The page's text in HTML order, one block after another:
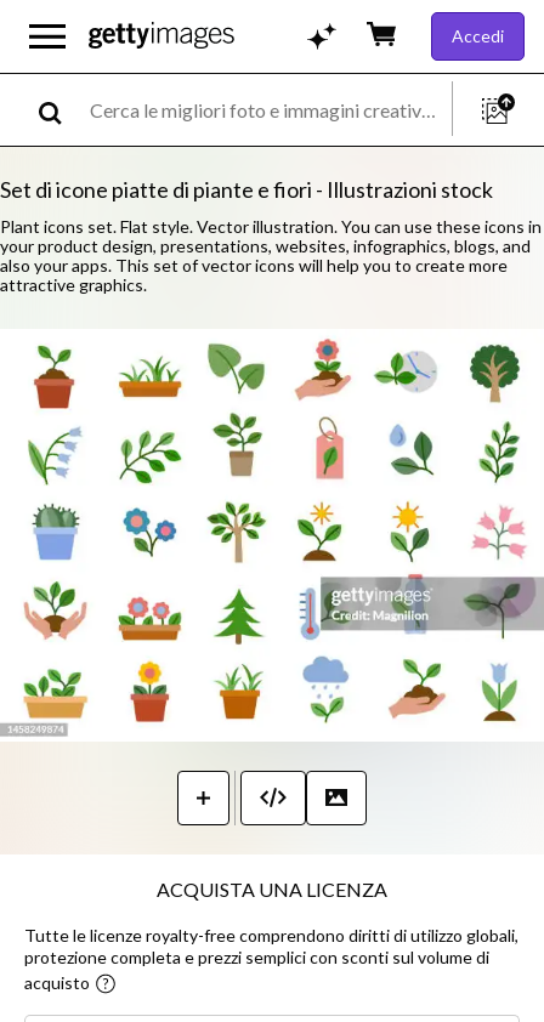
Accedi
Set di icone piatte di piante e fiori - Illustrazioni stock
Plant icons set. Flat style. Vector illustration. You can use these icons in
your product design, presentations, websites, infographics, blogs, and
also your apps. This set of vector icons will help you to create more
attractive graphics.
ACQUISTA UNA LICENZA
Tutte le licenze royalty-free comprendono diritti di utilizzo globali,
protezione completa e prezzi semplici con sconti sul volume di
acquisto